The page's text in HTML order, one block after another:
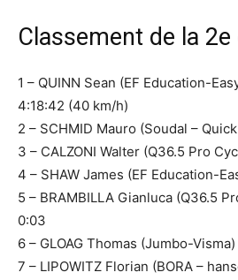
Classement de la 2e
1 – QUINN Sean (EF Education-
4:18:42 (40 km/h)
2 – SCHMID Mauro (Soudal –
3 – CALZONI Walter (Q36.5 Pro
4 – SHAW James (EF Education-
5 – BRAMBILLA Gianluca (Q36.5
0:03
6 – GLOAG Thomas (Jumbo-
7 – LIPOWITZ Florian (BORA –